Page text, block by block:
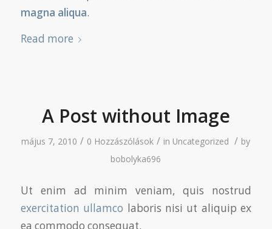
magna aliqua.
Read more
A Post without Image
május 7, 2010 / 0 Hozzászólások / in Uncategorized / by
bobolyka696
Ut enim ad minim veniam, quis nostrud
exercitation ullamco laboris nisi ut aliquip ex
ea commodo consequat.